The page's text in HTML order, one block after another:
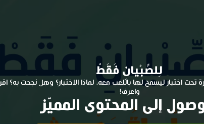
لِلصِّبْيانِ فَقَطْ
اختبار ليسمح لها باللعب معه، لماذا الاختبار؟ وهل نجحت به؟ اقرأ
واعرف!
إلى المحتوى المميّز